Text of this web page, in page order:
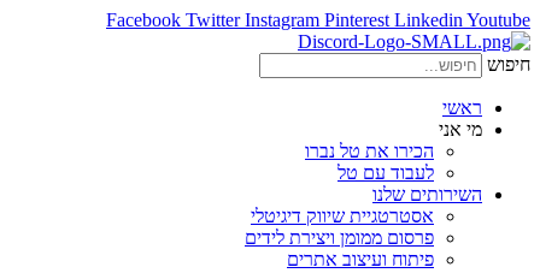
Facebook Twitter Instagram Pinterest Linkedin Youtube
חיפוש
ראשי
מי אני
הכירו את טל נברו
לעבוד עם טל
השירותים שלנו
אסטרטגיית שיווק דיגיטלי
פרסום ממומן ויצירת לידים
פיתוח ועיצוב אתרים